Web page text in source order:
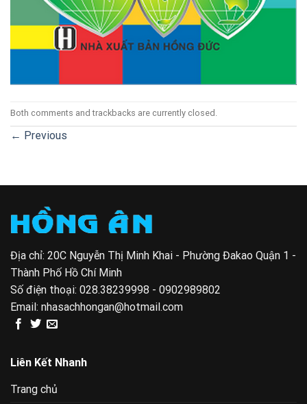
Both comments and trackbacks are currently closed.
← Previous
Địa chỉ: 20C Nguyễn Thị Minh Khai - Phường Đakao Quận 1 -
Thành Phố Hồ Chí Minh
Số điện thoại: 028.38239998 - 0902989802
Email: nhasachhongan@hotmail.com
Liên Kết Nhanh
Trang chủ